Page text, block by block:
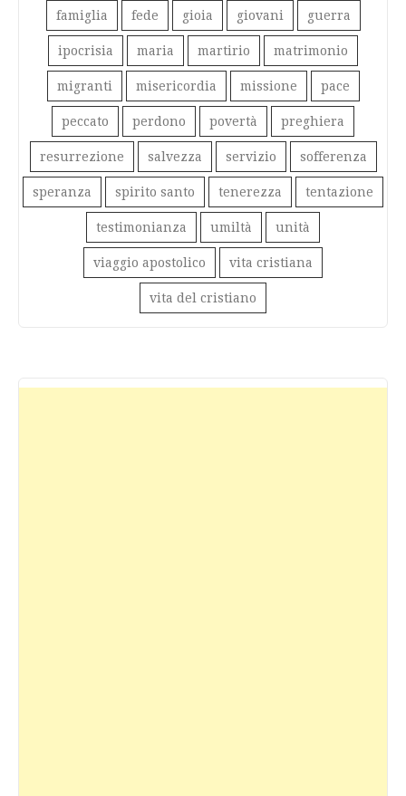
famiglia fede gioia giovani guerra
ipocrisia maria martirio matrimonio
migranti misericordia missione pace
peccato perdono povertà preghiera
resurrezione salvezza servizio sofferenza
speranza spirito santo tenerezza tentazione
testimonianza umiltà unità
viaggio apostolico vita cristiana
vita del cristiano